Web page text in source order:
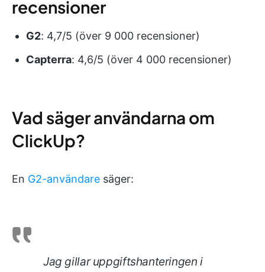
recensioner
G2: 4,7/5 (över 9 000 recensioner)
Capterra: 4,6/5 (över 4 000 recensioner)
Vad säger användarna om
ClickUp?
En G2-användare säger:
Jag gillar uppgiftshanteringen i